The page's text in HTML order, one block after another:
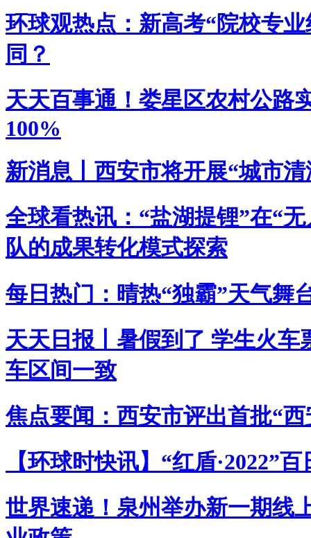
环球观热点：新高考“院校专
同？
天天百事通！娄星区农村公路
100%
新消息丨西安市将开展“城市
全球看热讯：“盐湖提锂”在“
队的成果转化模式探索
每日热门：晴热“独霸”天气舞
天天日报丨暑假到了 学生火
车区间一致
焦点要闻：西安市评出首批“
【环球时快讯】“红盾·2022”
世界速递！​泉州举办新一期线